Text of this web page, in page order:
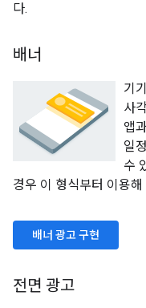
다.
배너
기
사
앱
일
수
경우 이 형식부터 이용
배너 광고 구현
전면 광고